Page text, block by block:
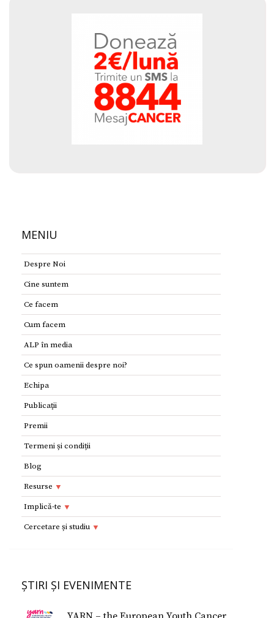
MENIU
Despre Noi
Cine suntem
Ce facem
Cum facem
ALP în media
Ce spun oamenii despre noi?
Echipa
Publicaţii
Premii
Termeni și condiții
Blog
Resurse
Resurse
Adolescenţi şi tineri
Formularul E 112
Implică-te
Implică-te
Donează
Cercetare și studiu
Conferinţe Medicale
ȘTIRI ȘI EVENIMENTE